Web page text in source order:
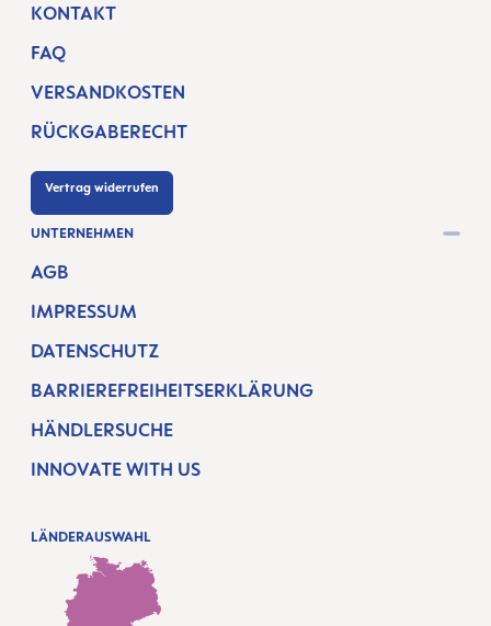
KONTAKT
FAQ
VERSANDKOSTEN
RÜCKGABERECHT
Vertrag widerrufen
UNTERNEHMEN
AGB
IMPRESSUM
DATENSCHUTZ
BARRIEREFREIHEITSERKLÄRUNG
HÄNDLERSUCHE
INNOVATE WITH US
LÄNDERAUSWAHL